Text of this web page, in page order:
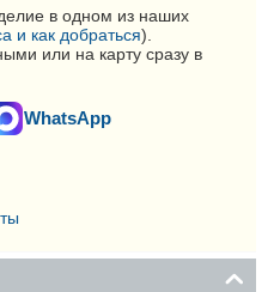
в одном из наших
и как добраться).
или на карту сразу в
WhatsApp